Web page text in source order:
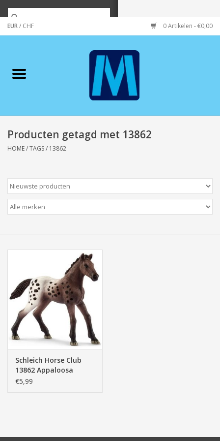
EUR/ CHF 0 Artikelen - €0,00
Merken
Wonen/koken/huishouden
Wenskaarten
Zeeuws/Streek
Elektra
Baby & Peuter
Speelgoed & hobby
Cadeau & feest
Producten getagd met 13862
HOME/TAGS/ 13862
Schleich Horse Club
13862 Appaloosa
Veulen
€5,99